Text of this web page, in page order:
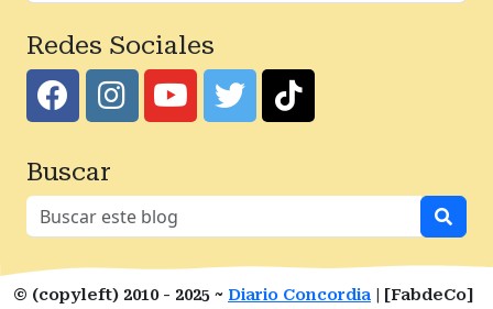
Redes Sociales
Buscar
© (copyleft) 2010 - 2025 ~ Diario Concordia | [FabdeCo]